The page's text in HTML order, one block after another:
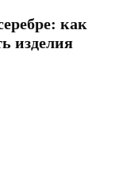
как
изделия